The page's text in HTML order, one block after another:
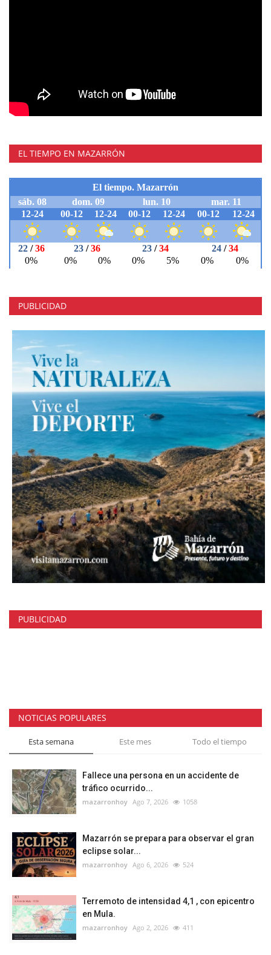
EL TIEMPO EN MAZARRÓN
PUBLICIDAD
PUBLICIDAD
NOTICIAS POPULARES
Esta semana Este mes Todo el tiempo
Fallece una persona en un accidente de
tráfico ocurrido...
mazarronhoy Ago 7, 2026 1058
Mazarrón se prepara para observar el gran
eclipse solar...
mazarronhoy Ago 6, 2026 524
Terremoto de intensidad 4,1 , con epicentro
en Mula.
mazarronhoy Ago 2, 2026 411